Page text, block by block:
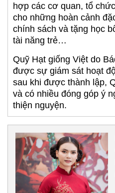
hợp các cơ quan, tổ
cho những hoàn cảnh
chính sách và tặng học
tài năng trẻ…
Quỹ Hạt giống Việt do
được sự giám sát hoạt
sau khi được thành lập,
và có nhiều đóng góp ý
thiện nguyện.